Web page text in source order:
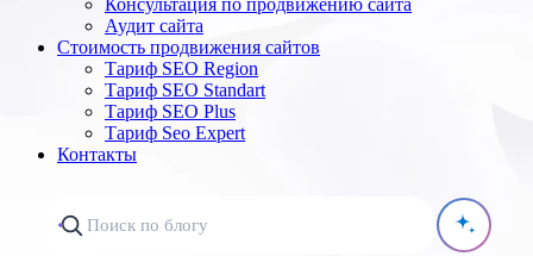
Консультация по продвижению сайта
Аудит сайта
Стоимость продвижения сайтов
Тариф SEO Region
Тариф SEO Standart
Тариф SEO Plus
Тариф Seo Expert
Контакты